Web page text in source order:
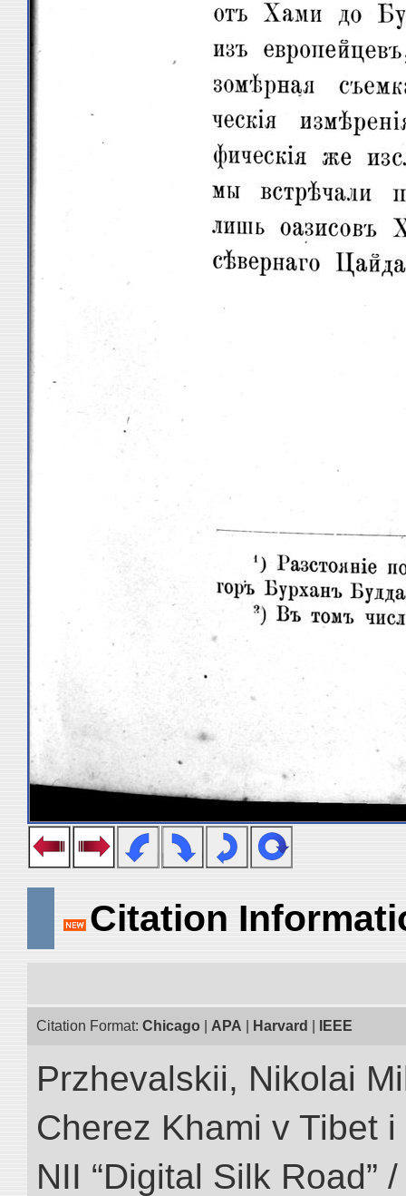
Citation
Citation Format: Chicago APA Harvard IEEE
Przhevalskii, Nikolai
Cherez Khami v Tibet i
NII “Digital Silk Road”